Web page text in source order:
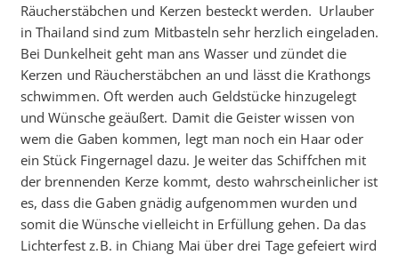
Räucherstäbchen und Kerzen besteckt werden. Urlauber
in Thailand sind zum Mitbasteln sehr herzlich eingeladen.
Bei Dunkelheit geht man ans Wasser und zündet die
Kerzen und Räucherstäbchen an und lässt die Krathongs
schwimmen. Oft werden auch Geldstücke hinzugelegt
und Wünsche geäußert. Damit die Geister wissen von
wem die Gaben kommen, legt man noch ein Haar oder
ein Stück Fingernagel dazu. Je weiter das Schiffchen mit
der brennenden Kerze kommt, desto wahrscheinlicher ist
es, dass die Gaben gnädig aufgenommen wurden und
somit die Wünsche vielleicht in Erfüllung gehen. Da das
Lichterfest z.B. in Chiang Mai über drei Tage gefeiert wird